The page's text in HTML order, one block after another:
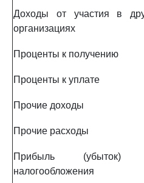
Доходы от участия в
организациях
Проценты к получению
Проценты к уплате
Прочие доходы
Прочие расходы
Прибыль (убыток)
налогообложения